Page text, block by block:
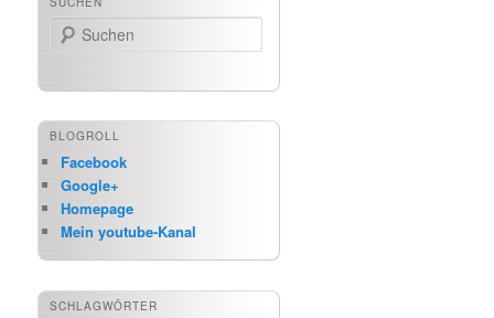
Suchen
BLOGROLL
Facebook
Google+
Homepage
Mein youtube-Kanal
SCHLAGWÖRTER